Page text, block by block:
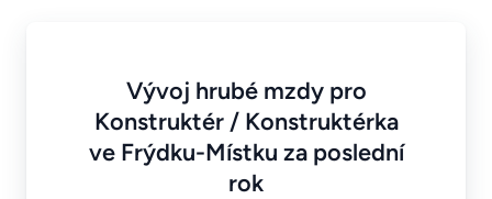
Vývoj hrubé mzdy pro
Konstruktér / Konstruktérka
ve Frýdku-Místku za poslední
rok